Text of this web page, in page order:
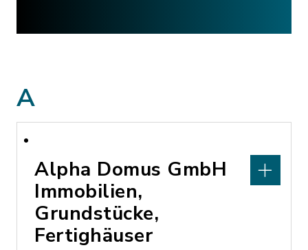
A
Alpha Domus GmbH
Immobilien,
Grundstücke,
Fertighäuser